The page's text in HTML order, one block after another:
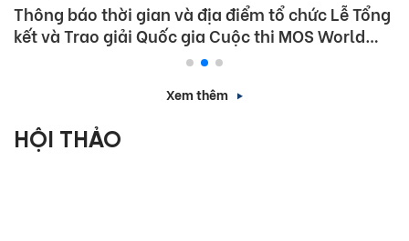
Thông báo thời gian và địa điểm tổ chức Lễ Tổng
kết và Trao giải Quốc gia Cuộc thi MOS World
Xem thêm
HỘI THẢO